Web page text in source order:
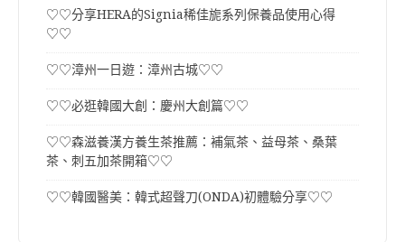
♡♡分享HERA的Signia稀佳旎系列保養品使用心得
♡♡
♡♡漳州一日遊：漳州古城♡♡
♡♡必逛韓國大創：慶州大創篇♡♡
♡♡森滋養漢方養生茶推薦：補氣茶、益母茶、桑葉
茶、刺五加茶開箱♡♡
♡♡韓國醫美：韓式超聲刀(ONDA)初體驗分享♡♡